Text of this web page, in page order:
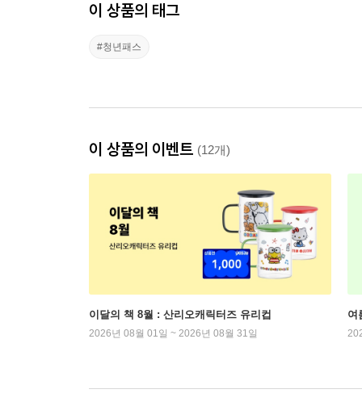
이 상품의 태그
#청년패스
이 상품의 이벤트 (12개)
이달의 책 8월 : 산리오캐릭터즈 유리컵
2026년 08월 01일 ~ 2026년 08월 31일
여